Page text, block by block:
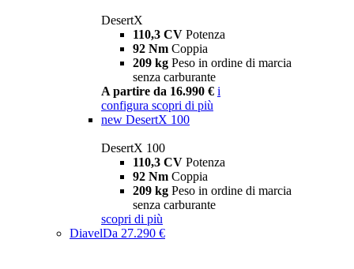
DesertX
110,3 CV Potenza
92 Nm Coppia
209 kg Peso in ordine di marcia
senza carburante
A partire da 16.990 € i
configura scopri di più
new DesertX 100
DesertX 100
110,3 CV Potenza
92 Nm Coppia
209 kg Peso in ordine di marcia
senza carburante
scopri di più
DiavelDa 27.290 €